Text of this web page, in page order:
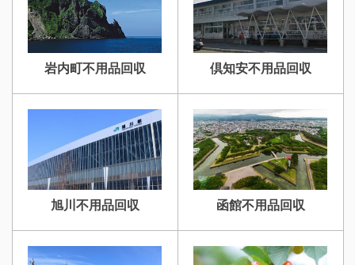
岩内町不用品回収 倶知安不用品回収
旭川不用品回収 函館不用品回収